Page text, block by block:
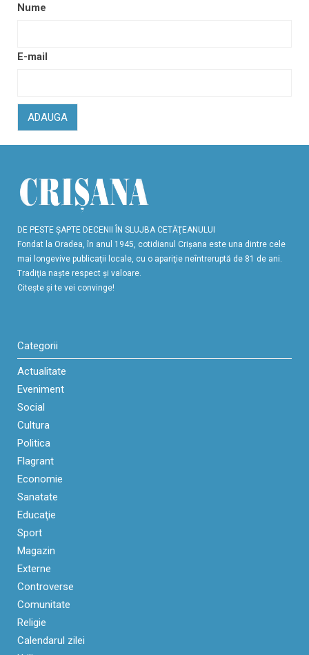
Nume
E-mail
ADAUGA
DE PESTE ŞAPTE DECENII ÎN SLUJBA CETĂŢEANULUI
Fondat la Oradea, în anul 1945, cotidianul Crişana este una dintre cele
mai longevive publicaţii locale, cu o apariţie neîntreruptă de 81 de ani.
Tradiţia naşte respect şi valoare.
Citeşte şi te vei convinge!
Categorii
Actualitate
Eveniment
Social
Cultura
Politica
Flagrant
Economie
Sanatate
Educaţie
Sport
Magazin
Externe
Controverse
Comunitate
Religie
Calendarul zilei